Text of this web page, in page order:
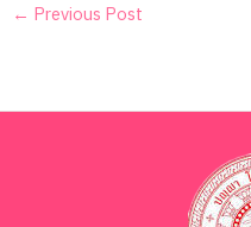
← Previous Post